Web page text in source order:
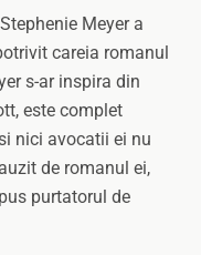
Meyer a
careia romanul
s-ar inspira din
este complet
nici avocatii ei nu
de romanul ei,
purtatorul de